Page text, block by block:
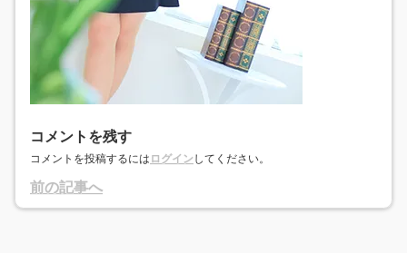
コメントを残す
コメントを投稿するには ログイン してください。
前の記事へ